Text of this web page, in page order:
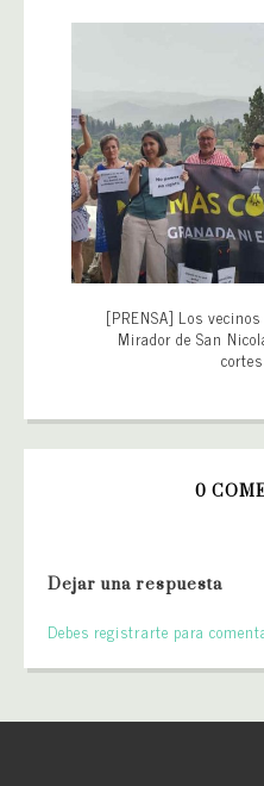
[PRENSA] Los
Mirador de San
0
Dejar una respuesta
Debes registrarte para